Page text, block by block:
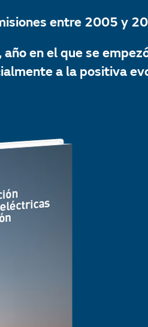
entre 2005 y
en el que se
a la positiva